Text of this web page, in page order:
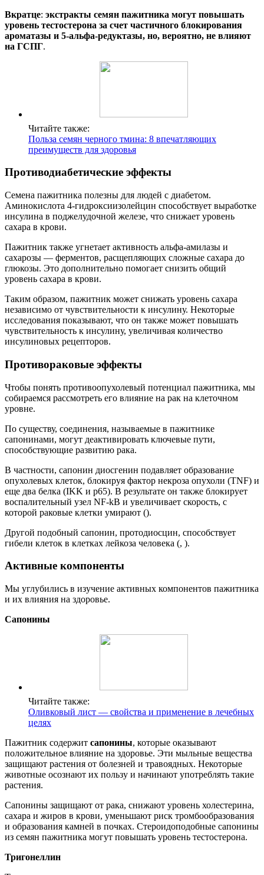
Вкратце: экстракты семян пажитника могут повышать
уровень тестостерона за счет частичного блокирования
ароматазы и 5-альфа-редуктазы, но, вероятно, не влияют
на ГСПГ.
Читайте также:
Польза семян черного тмина: 8 впечатляющих
преимуществ для здоровья
Противодиабетические эффекты
Семена пажитника полезны для людей с диабетом.
Аминокислота 4-гидроксиизолейцин способствует выработке
инсулина в поджелудочной железе, что снижает уровень
сахара в крови.
Пажитник также угнетает активность альфа-амилазы и
сахарозы — ферментов, расщепляющих сложные сахара до
глюкозы. Это дополнительно помогает снизить общий
уровень сахара в крови.
Таким образом, пажитник может снижать уровень сахара
независимо от чувствительности к инсулину. Некоторые
исследования показывают, что он также может повышать
чувствительность к инсулину, увеличивая количество
инсулиновых рецепторов.
Противораковые эффекты
Чтобы понять противоопухолевый потенциал пажитника, мы
собираемся рассмотреть его влияние на рак на клеточном
уровне.
По существу, соединения, называемые в пажитнике
сапонинами, могут деактивировать ключевые пути,
способствующие развитию рака.
В частности, сапонин диосгенин подавляет образование
опухолевых клеток, блокируя фактор некроза опухоли (TNF) и
еще два белка (IKK и p65). В результате он также блокирует
воспалительный узел NF-kB и увеличивает скорость, с
которой раковые клетки умирают ().
Другой подобный сапонин, протодиосцин, способствует
гибели клеток в клетках лейкоза человека (, ).
Активные компоненты
Мы углубились в изучение активных компонентов пажитника
и их влияния на здоровье.
Сапонины
Читайте также:
Оливковый лист — свойства и применение в лечебных
целях
Пажитник содержит сапонины, которые оказывают
положительное влияние на здоровье. Эти мыльные вещества
защищают растения от болезней и травоядных. Некоторые
животные осознают их пользу и начинают употреблять такие
растения.
Сапонины защищают от рака, снижают уровень холестерина,
сахара и жиров в крови, уменьшают риск тромбообразования
и образования камней в почках. Стероидоподобные сапонины
из семян пажитника могут повышать уровень тестостерона.
Тригонеллин